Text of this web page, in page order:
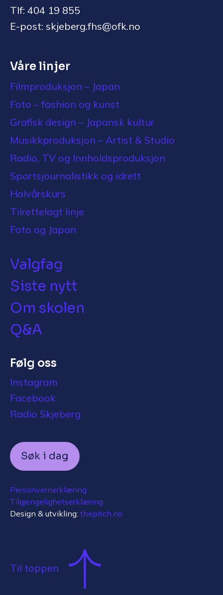
Tlf: 404 19 855
E-post: skjeberg.fhs@ofk.no
Våre linjer
Filmproduksjon – Japan
Foto – fashion og kunst
Grafisk design – Japansk kultur
Musikkproduksjon – Artist & Studio
Radio, TV og Innholdsproduksjon
Sportsjournalistikk og idrett
Halvårskurs
Tilrettelagt linje
Foto og Japan
Valgfag
Siste nytt
Om skolen
Q&A
Følg oss
Instagram
Facebook
Radio Skjeberg
Søk i dag
Personvernerklæring
Tilgjengelighetserklæring
Design & utvikling: thepitch.no
Til toppen